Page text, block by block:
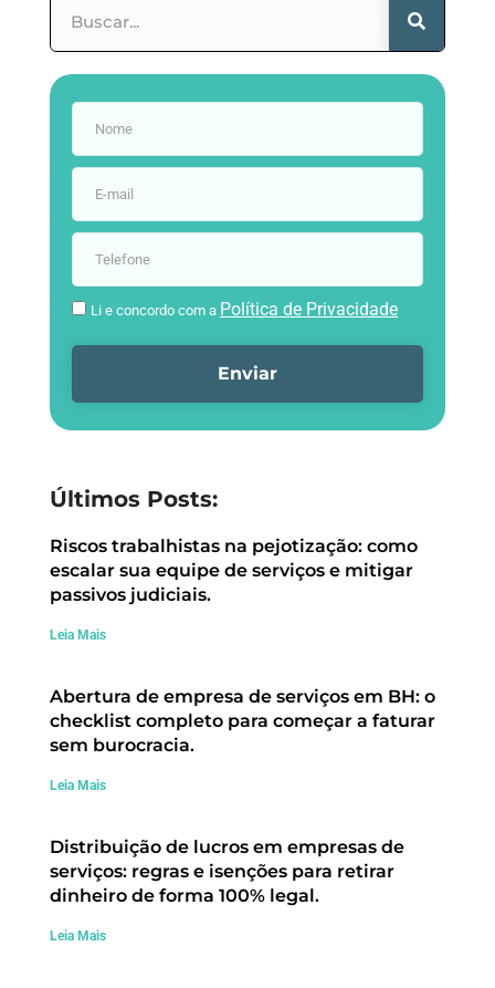
Li e concordo com a Política de Privacidade
Enviar
Últimos Posts:
Riscos trabalhistas na pejotização: como
escalar sua equipe de serviços e mitigar
passivos judiciais.
Leia Mais
Abertura de empresa de serviços em BH: o
checklist completo para começar a faturar
sem burocracia.
Leia Mais
Distribuição de lucros em empresas de
serviços: regras e isenções para retirar
dinheiro de forma 100% legal.
Leia Mais